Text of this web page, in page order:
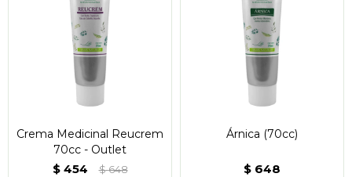
Crema Medicinal Reucrem
70cc - Outlet
$ 454 $648
Árnica (70cc)
$ 648